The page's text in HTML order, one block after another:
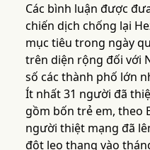
Các bình luận được
chiến dịch chống lại
mục tiêu trong ngày
trên diện rộng đối với
số các thành phố lớn
Ít nhất 31 người đã
gồm bốn trẻ em, theo
người thiệt mạng đã
đột leo thang vào